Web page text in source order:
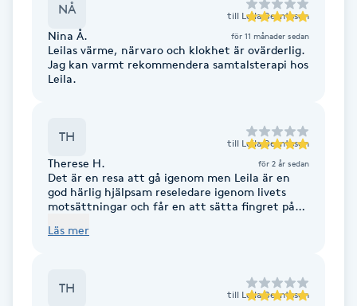
Fransförlängning Megavolym
Fransförlängning Volym
Frekvensterapi
Friskvård
Friskvårdsmassage
NÅ till Leila Berntsson
Nina Å. för 11 månader sedan
Leilas värme, närvaro och klokhet är ovärderlig.
Jag kan varmt rekommendera samtalsterapi hos
Leila.
TH till Leila Berntsson
Therese H. för 2 år sedan
Det är en resa att gå igenom men Leila är en
god härlig hjälpsam reseledare igenom livets
motsättningar och får en att sätta fingret på
blandad reda i det inre och tidslinjen med
Läs mer
TH till Leila Berntsson